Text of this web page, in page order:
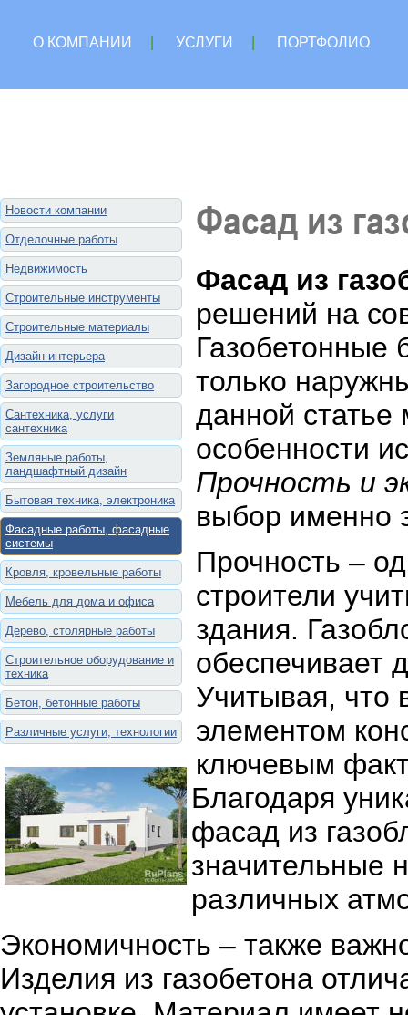
О КОМПАНИИ УСЛУГИ
ПОРТФОЛИО
Новости компании
Отделочные работы
Недвижимость
Строительные инструменты
Строительные материалы
Дизайн интерьера
Загородное строительство
Сантехника, услуги
сантехника
Земляные работы,
ландшафтный дизайн
Бытовая техника, электроника
Фасадные работы, фасадные
системы
Кровля, кровельные работы
Мебель для дома и офиса
Дерево, столярные работы
Строительное оборудование и
техника
Бетон, бетонные работы
Различные услуги, технологии
Фасад из
Фасад из
решений на
Газобетонные
только
данной
особенности
Прочность и
выбор именно
Прочность –
строители
здания.
обеспечивает
Учитывая, что
элементом
ключевым
Благодаря
фасад из
значительные
различных
Экономичность – также
Изделия из газобетона